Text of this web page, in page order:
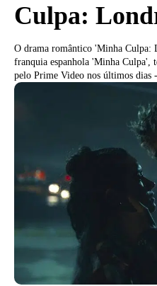
Culpa:
O drama romântico 'Minha Culpa:
franquia espanhola 'Minha Culpa',
pelo Prime Video nos últimos dias -